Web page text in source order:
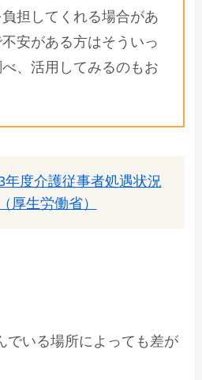
担してくれる場合があ
安がある方はそういっ
、活用してみるのもお
年度介護従事者処遇状況
厚生労働省）
でいる場所によっても差が